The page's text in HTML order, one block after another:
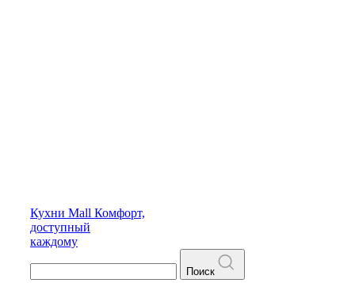
Кухни Mall Комфорт,
доступный
каждому
Поиск